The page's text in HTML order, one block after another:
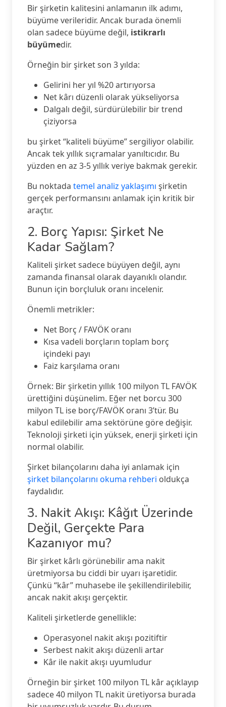
Bir şirketin kalitesini anlamanın ilk adımı,
büyüme verileridir. Ancak burada önemli
olan sadece büyüme değil, istikrarlı
büyümedir.
Örneğin bir şirket son 3 yılda:
Gelirini her yıl %20 artırıyorsa
Net kârı düzenli olarak yükseliyorsa
Dalgalı değil, sürdürülebilir bir trend
çiziyorsa
bu şirket “kaliteli büyüme” sergiliyor olabilir.
Ancak tek yıllık sıçramalar yanıltıcıdır. Bu
yüzden en az 3-5 yıllık veriye bakmak gerekir.
Bu noktada temel analiz yaklaşımı şirketin
gerçek performansını anlamak için kritik bir
araçtır.
2. Borç Yapısı: Şirket Ne
Kadar Sağlam?
Kaliteli şirket sadece büyüyen değil, aynı
zamanda finansal olarak dayanıklı olandır.
Bunun için borçluluk oranı incelenir.
Önemli metrikler:
Net Borç / FAVÖK oranı
Kısa vadeli borçların toplam borç
içindeki payı
Faiz karşılama oranı
Örnek: Bir şirketin yıllık 100 milyon TL FAVÖK
ürettiğini düşünelim. Eğer net borcu 300
milyon TL ise borç/FAVÖK oranı 3’tür. Bu
kabul edilebilir ama sektörüne göre değişir.
Teknoloji şirketi için yüksek, enerji şirketi için
normal olabilir.
Şirket bilançolarını daha iyi anlamak için
şirket bilançolarını okuma rehberi oldukça
faydalıdır.
3. Nakit Akışı: Kâğıt Üzerinde
Değil, Gerçekte Para
Kazanıyor mu?
Bir şirket kârlı görünebilir ama nakit
üretmiyorsa bu ciddi bir uyarı işaretidir.
Çünkü “kâr” muhasebe ile şekillendirilebilir,
ancak nakit akışı gerçektir.
Kaliteli şirketlerde genellikle:
Operasyonel nakit akışı pozitiftir
Serbest nakit akışı düzenli artar
Kâr ile nakit akışı uyumludur
Örneğin bir şirket 100 milyon TL kâr açıklayıp
sadece 40 milyon TL nakit üretiyorsa burada